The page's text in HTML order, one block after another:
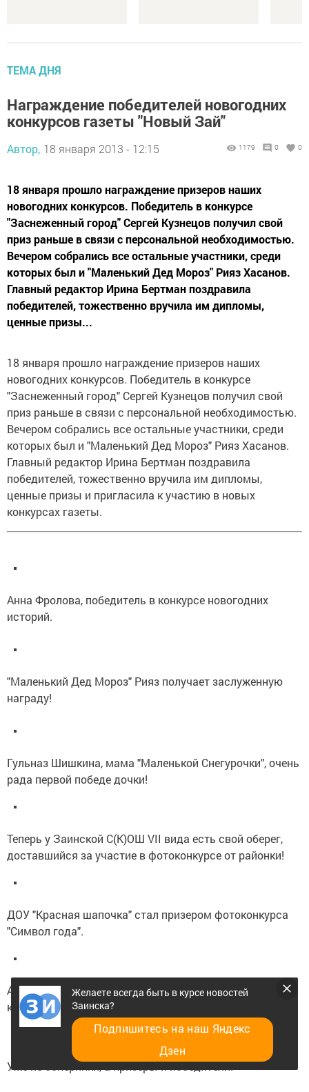
ТЕМА ДНЯ
Награждение победителей новогодних
конкурсов газеты "Новый Зай"
Автор, 18 января 2013 - 12:15 1179 0 0
18 января прошло награждение призеров наших
новогодних конкурсов. Победитель в конкурсе
"Заснеженный город" Сергей Кузнецов получил свой
приз раньше в связи с персональной необходимостью.
Вечером собрались все остальные участники, среди
которых был и "Маленький Дед Мороз" Рияз Хасанов.
Главный редактор Ирина Бертман поздравила
победителей, тожественно вручила им дипломы,
ценные призы...
18 января прошло награждение призеров наших
новогодних конкурсов. Победитель в конкурсе
"Заснеженный город" Сергей Кузнецов получил свой
приз раньше в связи с персональной необходимостью.
Вечером собрались все остальные участники, среди
которых был и "Маленький Дед Мороз" Рияз Хасанов.
Главный редактор Ирина Бертман поздравила
победителей, тожественно вручила им дипломы,
ценные призы и пригласила к участию в новых
конкурсах газеты.
Анна Фролова, победитель в конкурсе новогодних
историй.
"Маленький Дед Мороз" Рияз получает заслуженную
награду!
Гульназ Шишкина, мама "Маленькой Снегурочки", очень
рада первой победе дочки!
Теперь у Заинской С(К)ОШ VII вида есть свой оберег,
доставшийся за участие в фотоконкурсе от районки!
ДОУ "Красная шапочка" стал призером фотоконкурса
"Символ года".
Александр Афанасьев, автор "Новогодней были",
которую с интересом читал весь коллектив редакции.
Уже не соперники, а призеры и победители!
Желаете всегда быть в курсе новостей
Заинска?
Подпишитесь на наш Яндекс
Дзен